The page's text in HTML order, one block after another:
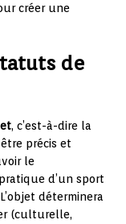
créer une
de
, c’est-à-dire la
précis et
le
d’un sport
déterminera
(culturelle,